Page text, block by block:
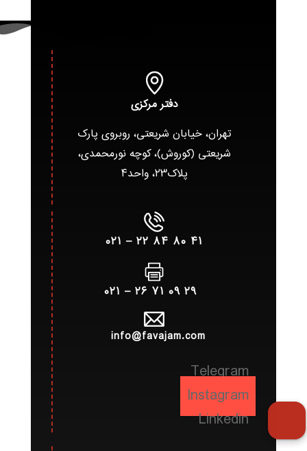
دفتر مرکزی
تهران، خیابان شریعتی، روبروی پارک
شریعتی (کوروش)، کوچه نورمحمدی،
پلاک۲۳، واحد۴
۴۱ ۸۰ ۸۴ ۲۲ – ۰۲۱
۲۹ ۰۹ ۷۱ ۲۶ – ۰۲۱
info@favajam.com
Telegram
Instagram
Linkedin